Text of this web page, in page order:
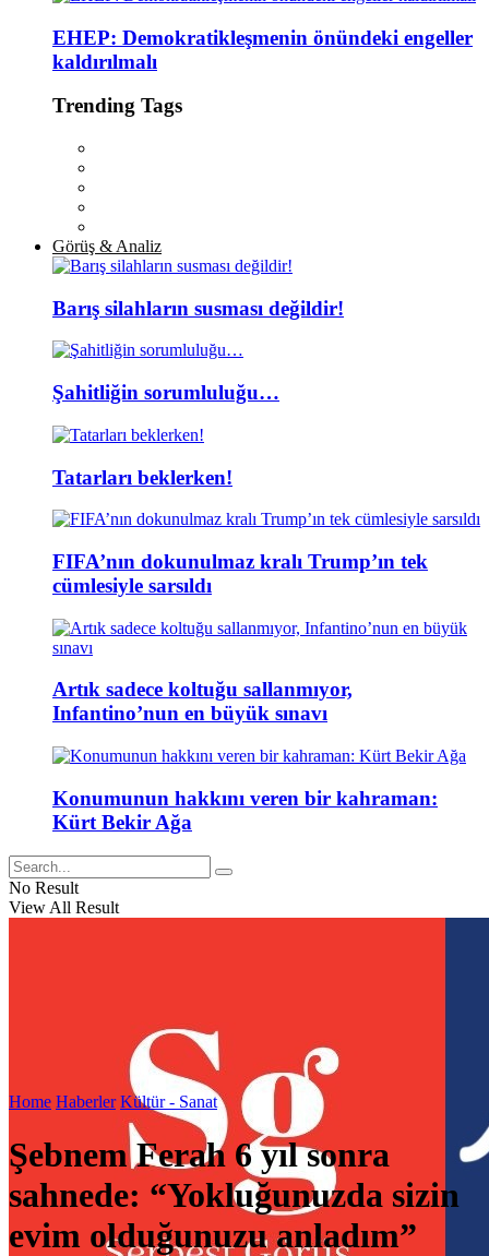
EHEP: Demokratikleşmenin önündeki engeller
kaldırılmalı
Trending Tags
Görüş & Analiz
Barış silahların susması değildir!
Şahitliğin sorumluluğu…
Tatarları beklerken!
FIFA’nın dokunulmaz kralı Trump’ın tek
cümlesiyle sarsıldı
Artık sadece koltuğu sallanmıyor,
Infantino’nun en büyük sınavı
Konumunun hakkını veren bir kahraman:
Kürt Bekir Ağa
No Result
View All Result
Home Haberler Kültür - Sanat
Şebnem Ferah 6 yıl sonra
sahnede: “Yokluğunuzda sizin
evim olduğunuzu anladım”